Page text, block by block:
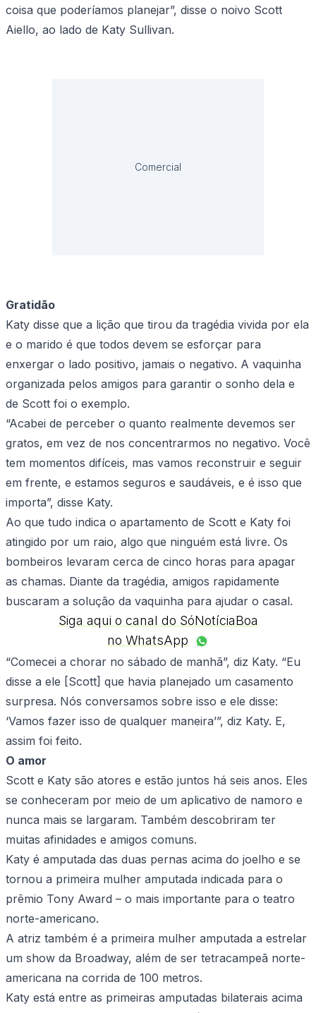
coisa que poderíamos planejar”, ​​disse o noivo Scott
Aiello, ao lado de Katy Sullivan.
Comercial
Gratidão
Katy disse que a lição que tirou da tragédia vivida por ela
e o marido é que todos devem se esforçar para
enxergar o lado positivo, jamais o negativo. A vaquinha
organizada pelos amigos para garantir o sonho dela e
de Scott foi o exemplo.
“Acabei de perceber o quanto realmente devemos ser
gratos, em vez de nos concentrarmos no negativo. Você
tem momentos difíceis, mas vamos reconstruir e seguir
em frente, e estamos seguros e saudáveis, e é isso que
importa”, disse Katy.
Ao que tudo indica o apartamento de Scott e Katy foi
atingido por um raio, algo que ninguém está livre. Os
bombeiros levaram cerca de cinco horas para apagar
as chamas. Diante da tragédia, amigos rapidamente
buscaram a solução da vaquinha para ajudar o casal.
Siga aqui o canal do SóNotíciaBoa
no WhatsApp
“Comecei a chorar no sábado de manhã”, diz Katy. “Eu
disse a ele [Scott] que havia planejado um casamento
surpresa. Nós conversamos sobre isso e ele disse:
‘Vamos fazer isso de qualquer maneira’”, diz Katy. E,
assim foi feito.
O amor
Scott e Katy são atores e estão juntos há seis anos. Eles
se conheceram por meio de um aplicativo de namoro e
nunca mais se largaram. Também descobriram ter
muitas afinidades e amigos comuns.
Katy é amputada das duas pernas acima do joelho e se
tornou a primeira mulher amputada indicada para o
prêmio Tony Award – o mais importante para o teatro
norte-americano.
A atriz também é a primeira mulher amputada a estrelar
um show da Broadway, além de ser tetracampeã norte-
americana na corrida de 100 metros.
Katy está entre as primeiras amputadas bilaterais acima